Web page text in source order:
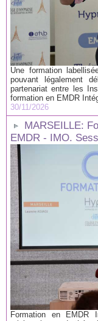
Une formation
pouvant légalement
partenariat entre les
formation en EMDR
30/11/2026
MARSEILLE:
EMDR - IMO.
Formation en EMDR